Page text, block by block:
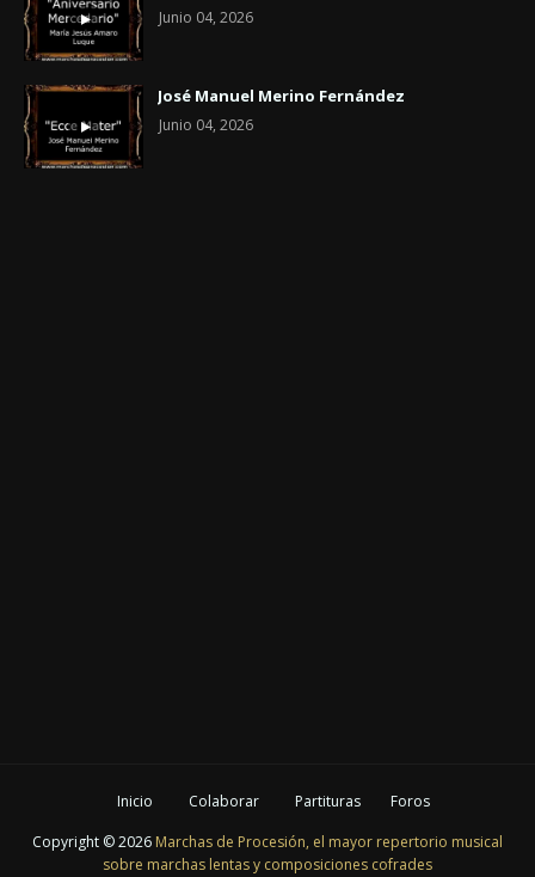
Junio 04, 2026
José Manuel Merino Fernández
Junio 04, 2026
Inicio Colaborar Partituras
Foros
Copyright ©2026 Marchas de Procesión, el mayor repertorio musical
sobre marchas lentas y composiciones cofrades